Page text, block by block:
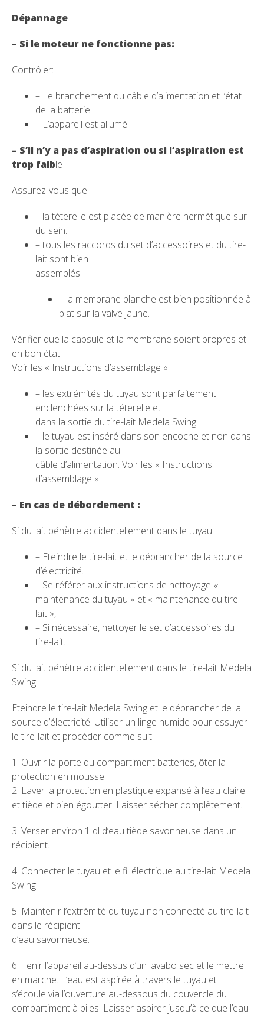
Dépannage
– Si le moteur ne fonctionne pas:
Contrôler:
– Le branchement du câble d’alimentation et l’état
de la batterie
– L’appareil est allumé
– S’il n’y a pas d’aspiration ou si l’aspiration est
trop faible
Assurez-vous que
– la téterelle est placée de manière hermétique sur
du sein.
– tous les raccords du set d’accessoires et du tire-
lait sont bien
assemblés.
– la membrane blanche est bien positionnée à
plat sur la valve jaune.
Vérifier que la capsule et la membrane soient propres et
en bon état.
Voir les « Instructions d’assemblage « .
– les extrémités du tuyau sont parfaitement
enclenchées sur la téterelle et
dans la sortie du tire-lait Medela Swing.
– le tuyau est inséré dans son encoche et non dans
la sortie destinée au
câble d’alimentation. Voir les « Instructions
d’assemblage ».
– En cas de débordement :
Si du lait pénètre accidentellement dans le tuyau:
– Eteindre le tire-lait et le débrancher de la source
d’électricité.
– Se référer aux instructions de nettoyage «
maintenance du tuyau » et « maintenance du tire-
lait »,
– Si nécessaire, nettoyer le set d’accessoires du
tire-lait.
Si du lait pénètre accidentellement dans le tire-lait Medela
Swing.
Eteindre le tire-lait Medela Swing et le débrancher de la
source d’électricité. Utiliser un linge humide pour essuyer
le tire-lait et procéder comme suit:
1. Ouvrir la porte du compartiment batteries, ôter la
protection en mousse.
2. Laver la protection en plastique expansé à l’eau claire
et tiède et bien égoutter. Laisser sécher complètement.
3. Verser environ 1 dl d’eau tiède savonneuse dans un
récipient.
4. Connecter le tuyau et le fil électrique au tire-lait Medela
Swing.
5. Maintenir l’extrémité du tuyau non connecté au tire-lait
dans le récipient
d’eau savonneuse.
6. Tenir l’appareil au-dessus d’un lavabo sec et le mettre
en marche. L’eau est aspirée à travers le tuyau et
s’écoule via l’ouverture au-dessous du couvercle du
compartiment à piles. Laisser aspirer jusqu’à ce que l’eau